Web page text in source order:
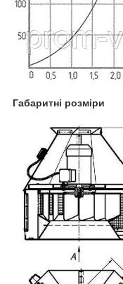
Габаритні розміри